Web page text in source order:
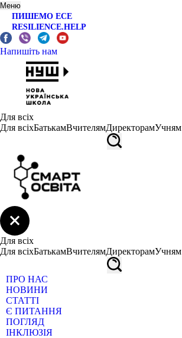
Меню
ПИШЕМО ЕСЕ
RESILIENCE.HELP
Напишіть нам
Для всіх
Для всіхБатькамВчителямДиректорамУчням
Для всіх
Для всіхБатькамВчителямДиректорамУчням
ПРО НАС
НОВИНИ
СТАТТІ
Є ПИТАННЯ
ПОГЛЯД
ІНКЛЮЗІЯ